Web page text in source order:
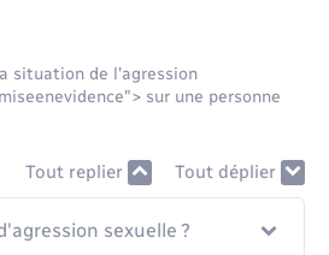
situation de l'agression
sur une personne
Tout replier Tout déplier
sexuelle ?